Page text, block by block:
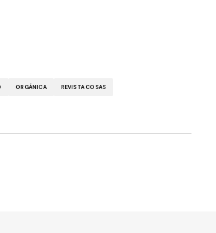
ORGÁNICA REVISTA COSAS